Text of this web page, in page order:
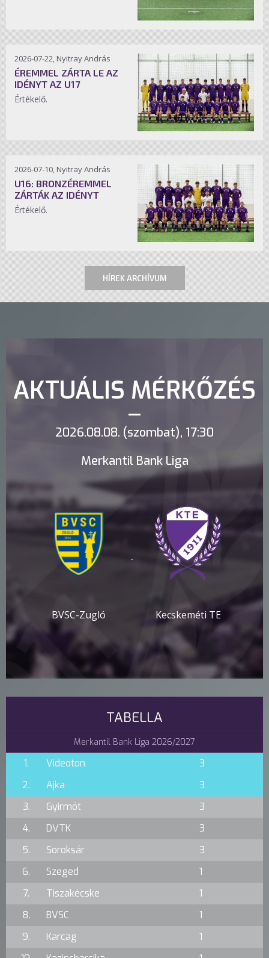
2026-07-22, Nyitray András
ÉREMMEL ZÁRTA LE AZ
IDÉNYT AZ U17
Értékelő.
2026-07-10, Nyitray András
U16: BRONZÉREMMEL
ZÁRTÁK AZ IDÉNYT
Értékelő.
HÍREK ARCHÍVUM
AKTUÁLIS MÉRKŐZÉS
2026.08.08. (szombat), 17:30
Merkantil Bank Liga
BVSC-Zugló
-
Kecskeméti TE
TABELLA
Merkantil Bank Liga 2026/2027
1. Videoton
3
2.
Ajka
3
3.
Gyirmót
3
4.
DVTK
3
5.
Soroksár
3
6.
Szeged
1
7.
Tiszakécske
1
8.
BVSC
1
9.
Karcag
1